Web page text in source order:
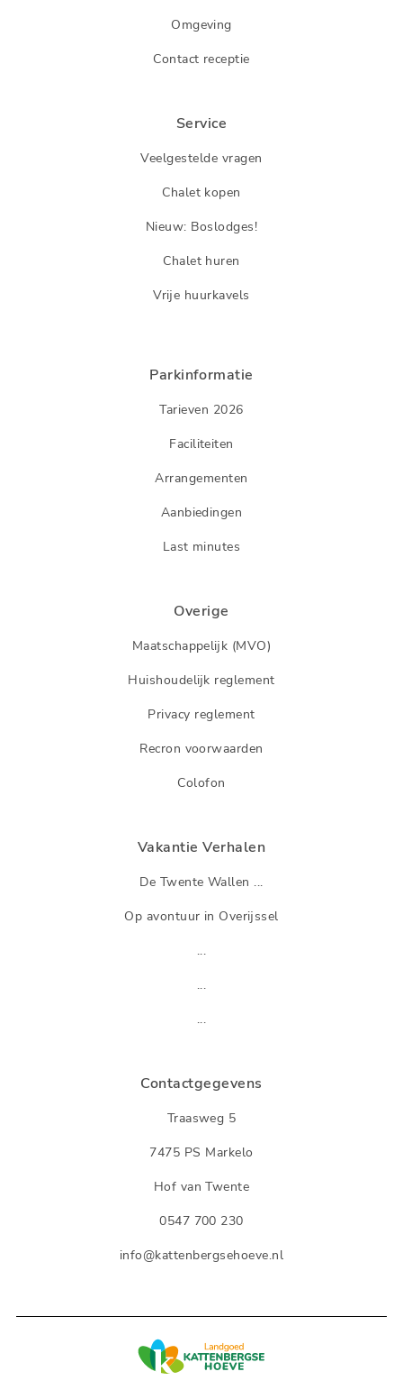
Omgeving
Contact receptie
Service
Veelgestelde vragen
Chalet kopen
Nieuw: Boslodges!
Chalet huren
Vrije huurkavels
Parkinformatie
Tarieven 2026
Faciliteiten
Arrangementen
Aanbiedingen
Last minutes
Overige
Maatschappelijk (MVO)
Huishoudelijk reglement
Privacy reglement
Recron voorwaarden
Colofon
Vakantie Verhalen
De Twente Wallen ...
Op avontuur in Overijssel
...
...
...
Contactgegevens
Traasweg 5
7475 PS Markelo
Hof van Twente
0547 700 230
info@kattenbergsehoeve.nl